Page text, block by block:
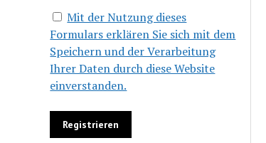
Mit der Nutzung dieses
Formulars erklären Sie sich mit dem
Speichern und der Verarbeitung
Ihrer Daten durch diese Website
einverstanden.